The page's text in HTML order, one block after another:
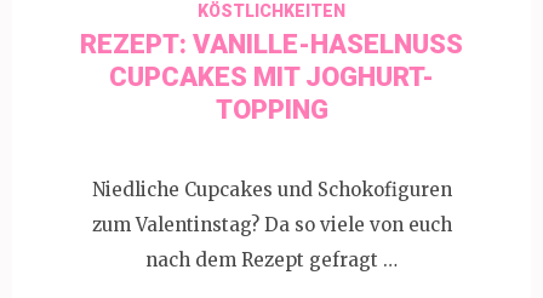
ÖSTLICHKEITEN
REZEPT: VANILLE-HASELNUSS
CUPCAKES MIT JOGHURT-
TOPPING
Niedliche Cupcakes und Schokofiguren
zum Valentinstag? Da so viele von euch
nach dem Rezept gefragt …